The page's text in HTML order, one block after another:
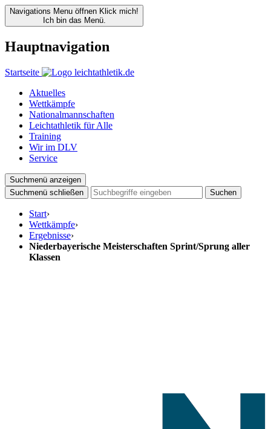
Navigations Menu öffnen Klick mich!
Ich bin das Menü.
Hauptnavigation
Startseite
Aktuelles
Wettkämpfe
Nationalmannschaften
Leichtathletik für Alle
Training
Wir im DLV
Service
Suchmenü anzeigen
Suchmenü schließen
Suchen
Start›
Wettkämpfe›
Ergebnisse›
Niederbayerische Meisterschaften Sprint/Sprung aller
Klassen